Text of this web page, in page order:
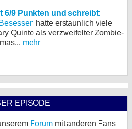
6/9 Punkten und schreibt:
hatte erstaunlich viele
Quinto als verzweifelter Zombie-
mehr
EPISODE
Forum mit anderen Fans